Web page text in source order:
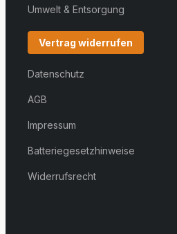
Umwelt & Entsorgung
Vertrag widerrufen
Datenschutz
AGB
Impressum
Batteriegesetzhinweise
Widerrufsrecht